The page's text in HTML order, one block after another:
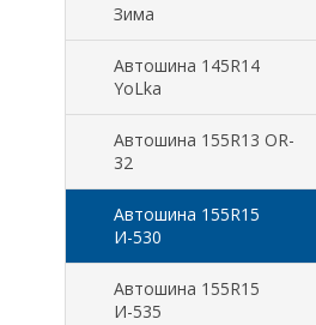
Зима
Автошина 145R14
YoLka
Автошина 155R13 OR-
32
Автошина 155R15
И-530
Автошина 155R15
И-535